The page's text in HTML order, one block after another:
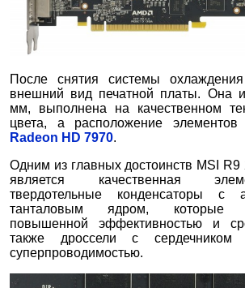
После снятия системы
внешний вид печатной платы. Она
мм, выполнена на качественном
цвета, а расположение
Radeon HD 7970.
Одним из главных достоинств MSI R9
является качественная
твердотельные конденсаторы с
танталовым ядром, которые
повышенной эффективностью и
также дроссели с
суперпроводимостью.